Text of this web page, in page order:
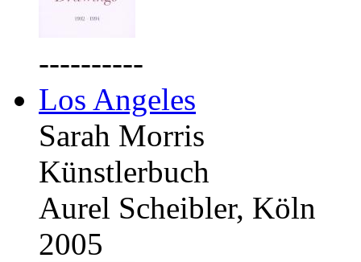
----------
Los Angeles
Sarah Morris
Künstlerbuch
Aurel Scheibler, Köln
2005